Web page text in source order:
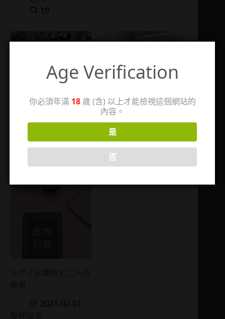
10
ランス・クエスト
2023-05-09
Pretty flap ～チョコ
レートテイスト~
2021-02-01
Age Verification
你必須年滿 18歲 (含) 以上才能檢視這個網站的
內容。
是
否